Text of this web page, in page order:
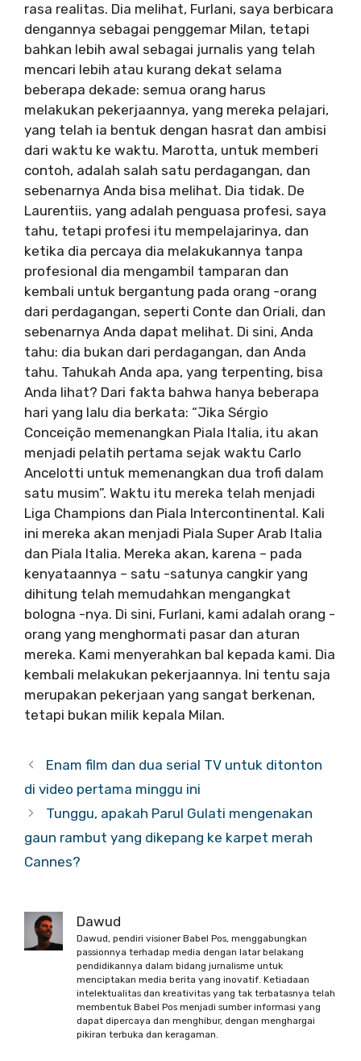
rasa realitas. Dia melihat, Furlani, saya berbicara
dengannya sebagai penggemar Milan, tetapi
bahkan lebih awal sebagai jurnalis yang telah
mencari lebih atau kurang dekat selama
beberapa dekade: semua orang harus
melakukan pekerjaannya, yang mereka pelajari,
yang telah ia bentuk dengan hasrat dan ambisi
dari waktu ke waktu. Marotta, untuk memberi
contoh, adalah salah satu perdagangan, dan
sebenarnya Anda bisa melihat. Dia tidak. De
Laurentiis, yang adalah penguasa profesi, saya
tahu, tetapi profesi itu mempelajarinya, dan
ketika dia percaya dia melakukannya tanpa
profesional dia mengambil tamparan dan
kembali untuk bergantung pada orang -orang
dari perdagangan, seperti Conte dan Oriali, dan
sebenarnya Anda dapat melihat. Di sini, Anda
tahu: dia bukan dari perdagangan, dan Anda
tahu. Tahukah Anda apa, yang terpenting, bisa
Anda lihat? Dari fakta bahwa hanya beberapa
hari yang lalu dia berkata: “Jika Sérgio
Conceição memenangkan Piala Italia, itu akan
menjadi pelatih pertama sejak waktu Carlo
Ancelotti untuk memenangkan dua trofi dalam
satu musim”. Waktu itu mereka telah menjadi
Liga Champions dan Piala Intercontinental. Kali
ini mereka akan menjadi Piala Super Arab Italia
dan Piala Italia. Mereka akan, karena – pada
kenyataannya – satu -satunya cangkir yang
dihitung telah memudahkan mengangkat
bologna -nya. Di sini, Furlani, kami adalah orang -
orang yang menghormati pasar dan aturan
mereka. Kami menyerahkan bal kepada kami. Dia
kembali melakukan pekerjaannya. Ini tentu saja
merupakan pekerjaan yang sangat berkenan,
tetapi bukan milik kepala Milan.
Enam film dan dua serial TV untuk ditonton
di video pertama minggu ini
Tunggu, apakah Parul Gulati mengenakan
gaun rambut yang dikepang ke karpet merah
Cannes?
Dawud
Dawud, pendiri visioner Babel Pos, menggabungkan
passionnya terhadap media dengan latar belakang
pendidikannya dalam bidang jurnalisme untuk
menciptakan media berita yang inovatif. Ketiadaan
intelektualitas dan kreativitas yang tak terbatasnya telah
membentuk Babel Pos menjadi sumber informasi yang
dapat dipercaya dan menghibur, dengan menghargai
pikiran terbuka dan keragaman.